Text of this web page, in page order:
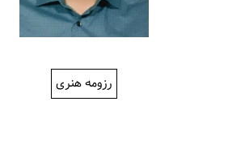
رزومه هنری